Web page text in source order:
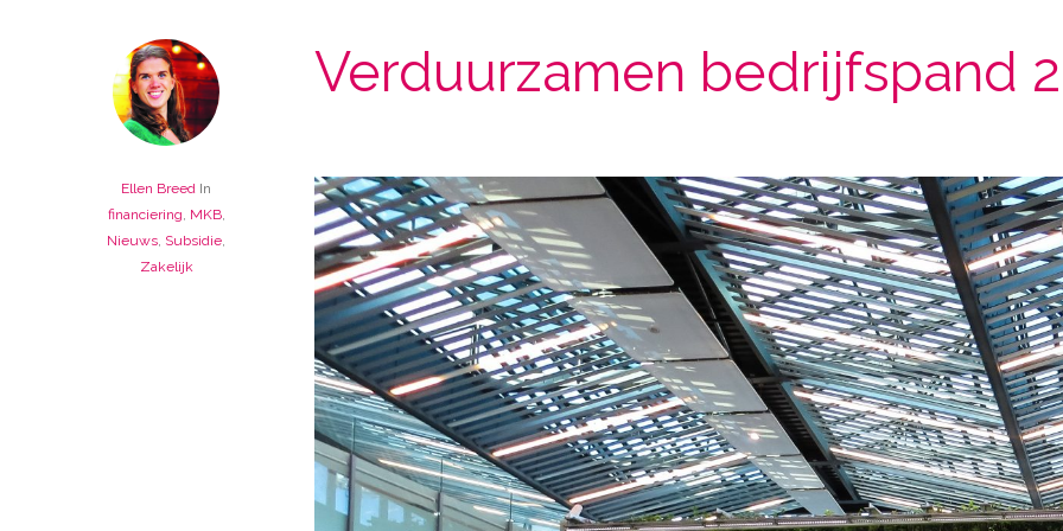
Ellen Breed In
financiering, MKB,
Nieuws, Subsidie,
Zakelijk
Verduurzamen bedrijfspand